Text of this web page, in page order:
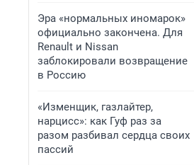
Эра «нормальных иномарок»
официально закончена. Для
Renault и Nissan
заблокировали возвращение
в Россию
«Изменщик, газлайтер,
нарцисс»: как Гуф раз за
разом разбивал сердца своих
пассий